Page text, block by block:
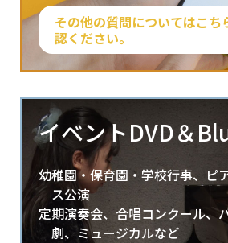
その他の質問についてはこち
認ください。
イベントDVD＆
幼稚園・保育園・学校行事、ピ
ス公演
定期演奏会、合唱コンクール、
劇、ミュージカルなど